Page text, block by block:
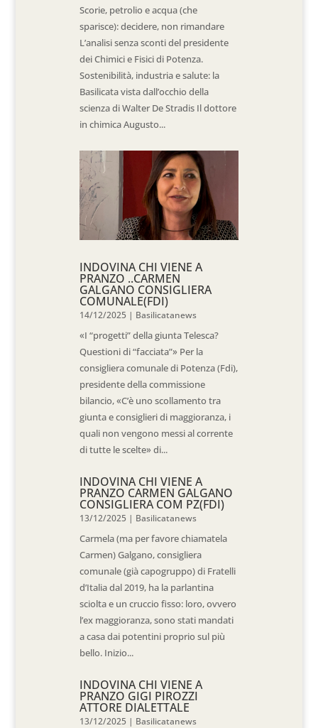
Scorie, petrolio e acqua (che
sparisce): decidere, non rimandare
L’analisi senza sconti del presidente
dei Chimici e Fisici di Potenza.
Sostenibilità, industria e salute: la
Basilicata vista dall’occhio della
scienza di Walter De Stradis Il dottore
in chimica Augusto...
INDOVINA CHI VIENE A
PRANZO ..CARMEN
GALGANO CONSIGLIERA
COMUNALE(FDI)
14/12/2025 | Basilicatanews
«I “progetti” della giunta Telesca?
Questioni di “facciata”» Per la
consigliera comunale di Potenza (Fdi),
presidente della commissione
bilancio, «C’è uno scollamento tra
giunta e consiglieri di maggioranza, i
quali non vengono messi al corrente
di tutte le scelte» di...
INDOVINA CHI VIENE A
PRANZO CARMEN GALGANO
CONSIGLIERA COM PZ(FDI)
13/12/2025 | Basilicatanews
Carmela (ma per favore chiamatela
Carmen) Galgano, consigliera
comunale (già capogruppo) di Fratelli
d’Italia dal 2019, ha la parlantina
sciolta e un cruccio fisso: loro, ovvero
l’ex maggioranza, sono stati mandati
a casa dai potentini proprio sul più
bello. Inizio...
INDOVINA CHI VIENE A
PRANZO GIGI PIROZZI
ATTORE DIALETTALE
13/12/2025 | Basilicatanews